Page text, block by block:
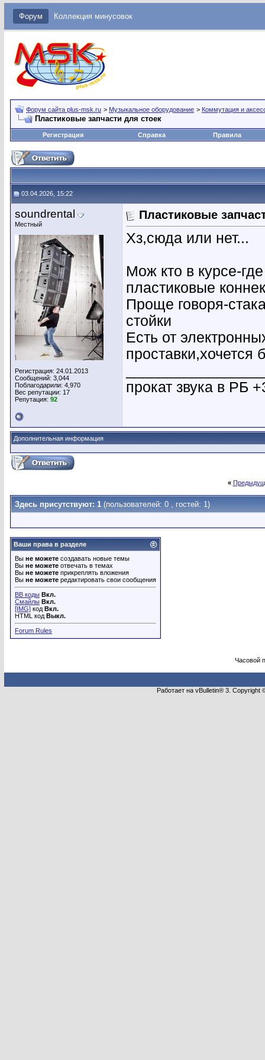
Форум Коллекция минусовок
Форум сайта plus-msk.ru > Музыкальное оборудование > Коммутация и
Пластиковые запчасти для стоек
Регистрация Справка Правила
03.04.2026, 15:22
soundrental
Местный
Регистрация: 24.01.2013
Сообщений: 3,044
Поблагодарили: 4,970
Вес репутации: 17
Репутация: 92
Пластиковые
Хз,сюда или нет...
Мож кто в курсе-
пластиковые
Проще говоря-
стойки
Есть от
проставки,хочется
прокат звука в РБ
Дополнительная информация
«
Здесь присутствуют: 1 (пользователей: 0 , гостей: 1)
Ваши права в разделе
Вы не можете создавать новые темы
Вы не можете отвечать в темах
Вы не можете прикреплять вложения
Вы не можете редактировать свои сообщения
BB коды Вкл.
Смайлы Вкл.
[IMG] код Вкл.
HTML код Выкл.
Forum Rules
Часовой
Работает на vBulletin® 3.